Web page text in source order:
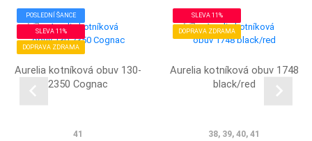
POSLEDNÍ ŠANCE
SLEVA 11%
DOPRAVA ZDRAMA
Aurelia kotníková obuv 130-
2350 Cognac
41
SLEVA 11%
DOPRAVA ZDRAMA
Aurelia kotníková obuv 1748
black/red
38, 39, 40, 41